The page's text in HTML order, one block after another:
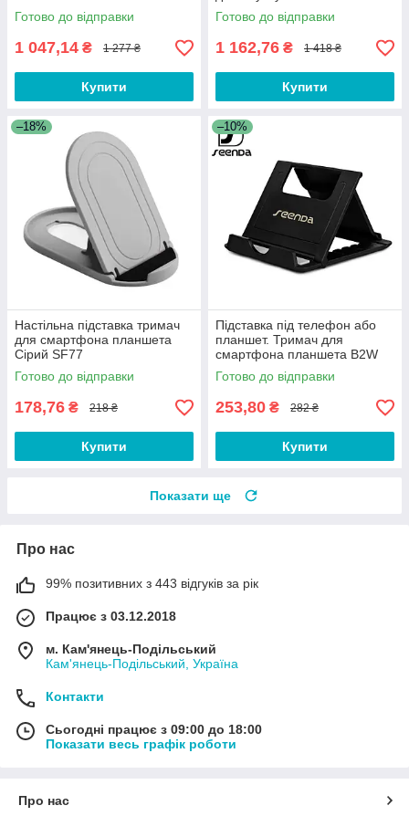
Готово до відправки
1 047,14 ₴ 1 277 ₴
Купити
Yoori Pro E431-1
Готово до відправки
1 162,76 ₴ 1 418 ₴
Купити
–18%
Настільна підставка тримач
для смартфона планшета
Сірий SF77
Готово до відправки
178,76 ₴ 218 ₴
Купити
–10%
Підставка під телефон або
планшет. Тримач для
смартфона планшета B2W
Чорна
Готово до відправки
253,80 ₴ 282 ₴
Купити
Показати ще
Про нас
99% позитивних з 443 відгуків за рік
Працює з 03.12.2018
м. Кам'янець-Подільський
Кам'янець-Подільський, Україна
Контакти
Сьогодні працює з 09:00 до 18:00
Показати весь графік роботи
Про нас